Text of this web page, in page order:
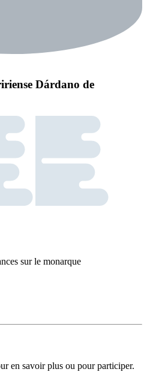
Dárdano de
sur le monarque
en savoir plus ou pour participer.